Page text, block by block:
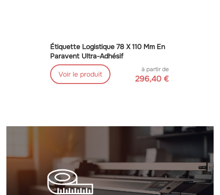
Étiquette Logistique 78 X 110 Mm En
Paravent Ultra-Adhésif
Voir le produit
à partir de
296,40 €